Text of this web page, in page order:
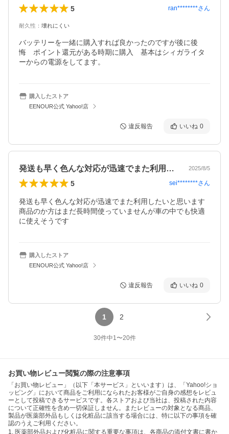
5 ran********さん
耐久性 ： 壊れにくい
バッテリーを一緒に購入すれば良かったのですが後に後
悔　ポイント還元がある時期に購入　基本はシィガライタ
ーからの電源をしてます。
購入したストア
EENOUR公式 Yahoo!店
違反報告 いいね 0
発送も早く色んな対応が迅速でまた利用し… 2025/8/5
5 sei********さん
発送も早く色んな対応が迅速でまた利用したいと思います
商品のか方はまだ長時間使っていませんが車の中でも快適
に使えそうです
購入したストア
EENOUR公式 Yahoo!店
違反報告 いいね 0
1 2
30件中1〜20件
お買い物レビュー閲覧の際の注意事項
「お買い物レビュー」（以下「本サービス」といいます）は、「Yahoo!ショ
ッピング」において商品をご利用になられたお客様がご自身の感想をレビュ
ーとして投稿できるサービスです。各ストアおよび当社は、投稿された内容
について正確性を含め一切保証しません。またレビューの対象となる商品、
製品が医薬部外品もしくは化粧品に該当する場合には、特に以下の事項を確
認のうえご利用ください。
1. 医薬部外品および化粧品に関する重要な事項は、各商品の添付文書に書か